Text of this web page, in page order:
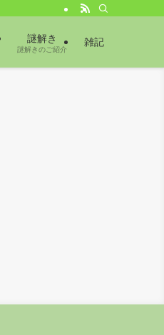
謎解き
謎解きのご紹介
雑記